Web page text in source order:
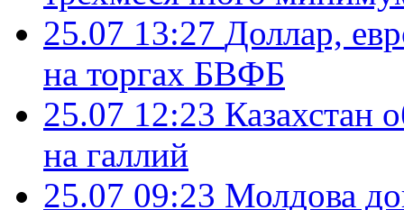
25.07 13:27 Доллар,
на торгах БВФБ
25.07 12:23 Казахстан
на галлий
25.07 09:23 Молдова